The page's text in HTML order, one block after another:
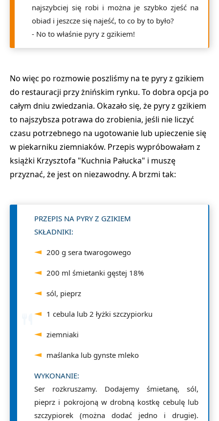
najszybciej się robi i można je szybko zjeść na
obiad i jeszcze się najeść, to co by to było?
- No to właśnie pyry z gzikiem!
No więc po rozmowie poszliśmy na te pyry z gzikiem
do restauracji przy żnińskim rynku. To dobra opcja po
całym dniu zwiedzania. Okazało się, że pyry z gzikiem
to najszybsza potrawa do zrobienia, jeśli nie liczyć
czasu potrzebnego na ugotowanie lub upieczenie się
w piekarniku ziemniaków. Przepis wypróbowałam z
książki Krzysztofa "Kuchnia Pałucka" i muszę
przyznać, że jest on niezawodny. A brzmi tak:
PRZEPIS NA PYRY Z GZIKIEM
SKŁADNIKI:
200 g sera twarogowego
200 ml śmietanki gęstej 18%
sól, pieprz
1 cebula lub 2 łyżki szczypiorku
ziemniaki
maślanka lub gynste mleko
WYKONANIE:
Ser rozkruszamy. Dodajemy śmietanę, sól,
pieprz i pokrojoną w drobną kostkę cebulę lub
szczypiorek (można dodać jedno i drugie).